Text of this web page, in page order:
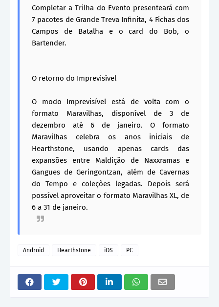
Completar a Trilha do Evento presenteará com
7 pacotes de Grande Treva Infinita, 4 Fichas dos
Campos de Batalha e o card do Bob, o
Bartender.
O retorno do Imprevisível
O modo Imprevisível está de volta com o
formato Maravilhas, disponível de 3 de
dezembro até 6 de janeiro. O formato
Maravilhas celebra os anos iniciais de
Hearthstone, usando apenas cards das
expansões entre Maldição de Naxxramas e
Gangues de Geringontzan, além de Cavernas
do Tempo e coleções legadas. Depois será
possível aproveitar o formato Maravilhas XL, de
6 a 31 de janeiro.
Android Hearthstone iOS PC